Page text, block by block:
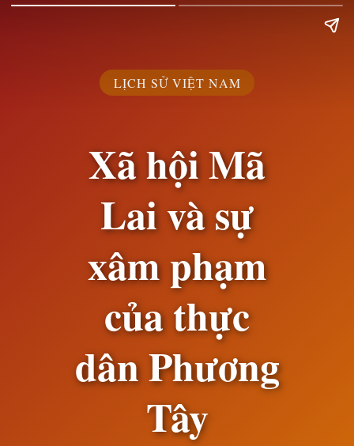
LỊCH SỬ VIỆT NAM
Xã hội Mã
Lai và sự
xâm phạm
của thực
dân Phương
Tây